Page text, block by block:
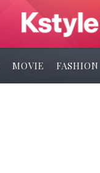
MOVIE FASHION